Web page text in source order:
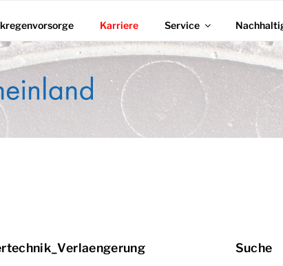
RHEINLAND
Karriere Service
Suche